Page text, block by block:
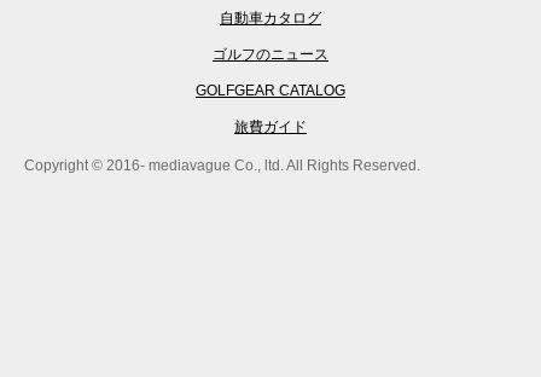
自動車カタログ
ゴルフのニュース
GOLFGEAR CATALOG
旅費ガイド
Copyright © 2016- mediavague Co., ltd. All Rights Reserved.